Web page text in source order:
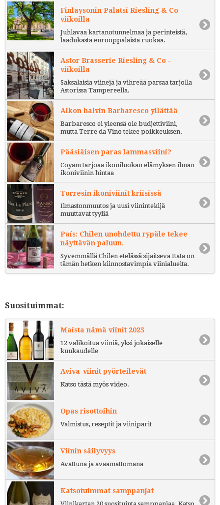
Finlaysonin Palatsi Riesling & Co -
viikoilla
Juhlavaa kartanotunnelmaa ja perinteistä,
laadukasta eurooppalaista ruokaa.
Astor Brasserie Riesling & Co -
viikoilla
Saksalaisia viinejä ja vihreää parsaa tarjolla
Astorissa Tampereella.
Alkon halvin Barbaresco yllättää
Barbaresco ei yleensä ole budjettiviini,
mutta Terre da Vino tekee poikkeuksen.
Pääsiäisen paras lammasviini?
Coyam tarjoaa ikoniluokan elämyksen ilman
ikoniviinin hintaa
Torresin ikoniviinit kriisissä
Ilmastonmuutos ja uusi viinintekijä
muuttavat tyyliä
País: Chilen unohdettu rypäle tekee
näyttävän paluun.
Syvemmällä Chilen etelässä sijaitseva Itata on
tämän hetken kiinnostavimpia viinialueita.
Suosituimmat:
Maista nämä viinit 2025
12 valikoitua viiniä, yksi jokaiselle
kuukaudelle
Aviva-viinit pyörteilevät
Katso tästä myös video.
Opas risottoihin
Valmistus, reseptit ja viiniparit
Viinin säilyvyys
Avattuna ja avaamattomana
Katsotuimmat samppanjat